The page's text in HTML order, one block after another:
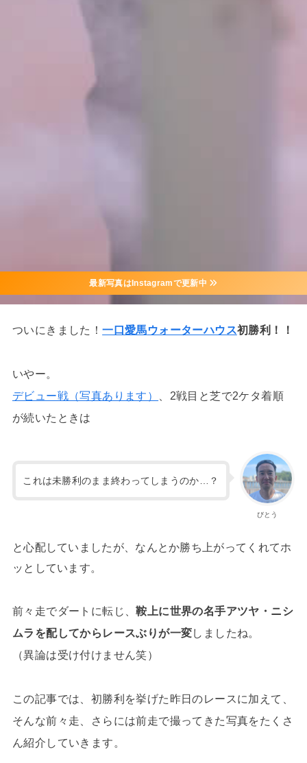
最新写真はInstagramで更新中
ついにきました！一口愛馬ウォーターハウス初勝利！！
いやー。
デビュー戦（写真あります）
、2戦目と芝で2ケタ着順
が続いたときは
びとう
これは未勝利のまま終わってしまうのか…？
と心配していましたが、なんとか勝ち上がってくれてホ
ッとしています。
前々走でダートに転じ、鞍上に世界の名手アツヤ・ニシ
ムラを配してからレースぶりが一変しましたね。
（異論は受け付けません笑）
この記事では、初勝利を挙げた昨日のレースに加えて、
そんな前々走、さらには前走で撮ってきた写真をたくさ
ん紹介していきます。